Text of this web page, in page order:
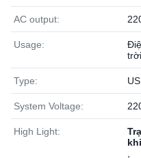
AC output:
Usage:
trời
Type:
System Voltage:
High Light: